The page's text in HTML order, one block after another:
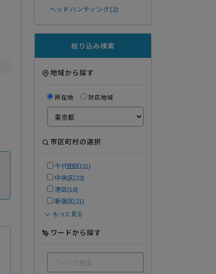
ヘッドハンティング(2)
絞り込み検索
地域から探す
所在地 対応地域
市区町村の選択
千代田区(21)
中央区(22)
港区(18)
新宿区(21)
もっと見る
ワードから探す